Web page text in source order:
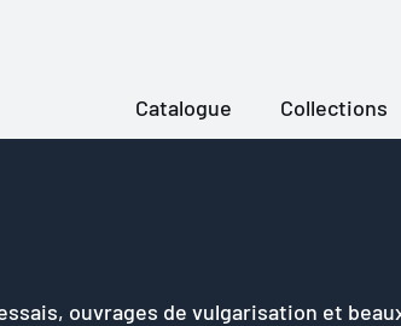
Catalogue Collections
ouvrages de vulgarisation et